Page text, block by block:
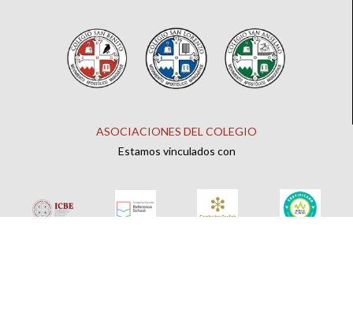
ASOCIACIONES DEL COLEGIO
Estamos vinculados con